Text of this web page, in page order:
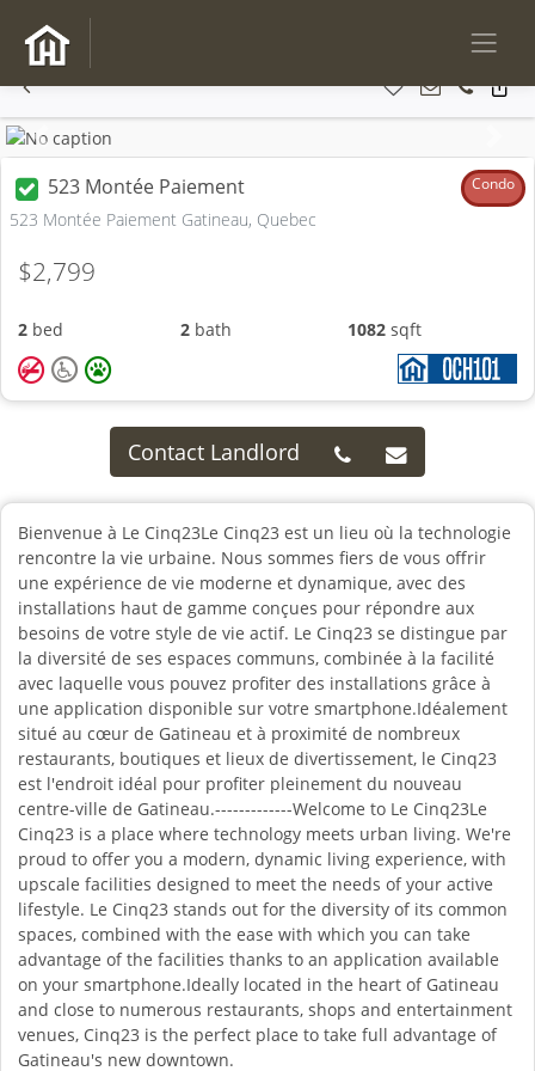
Previous
523 Montée Paiement Condo
523 Montée Paiement Gatineau, Quebec
$2,799
2 bed 2bath 1082 sqft
Contact Landlord
Bienvenue à Le Cinq23Le Cinq23 est un lieu où la technologie
rencontre la vie urbaine. Nous sommes fiers de vous offrir
une expérience de vie moderne et dynamique, avec des
installations haut de gamme conçues pour répondre aux
besoins de votre style de vie actif. Le Cinq23 se distingue par
la diversité de ses espaces communs, combinée à la facilité
avec laquelle vous pouvez profiter des installations grâce à
une application disponible sur votre smartphone.Idéalement
situé au cœur de Gatineau et à proximité de nombreux
restaurants, boutiques et lieux de divertissement, le Cinq23
est l'endroit idéal pour profiter pleinement du nouveau
centre-ville de Gatineau.-------------Welcome to Le Cinq23Le
Cinq23 is a place where technology meets urban living. We're
proud to offer you a modern, dynamic living experience, with
upscale facilities designed to meet the needs of your active
lifestyle. Le Cinq23 stands out for the diversity of its common
spaces, combined with the ease with which you can take
advantage of the facilities thanks to an application available
on your smartphone.Ideally located in the heart of Gatineau
and close to numerous restaurants, shops and entertainment
venues, Cinq23 is the perfect place to take full advantage of
Gatineau's new downtown.